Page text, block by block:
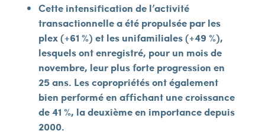
Cette intensification de l’activité
transactionnelle a été propulsée par les
plex (+61 %) et les unifamiliales (+49 %),
lesquels ont enregistré, pour un mois de
novembre, leur plus forte progression en
25 ans. Les copropriétés ont également
bien performé en affichant une croissance
de 41 %, la deuxième en importance depuis
2000.